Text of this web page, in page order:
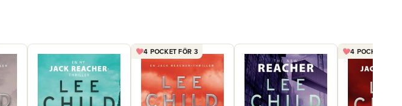
4 POCKET FÖR 3 4 POCKET FÖR